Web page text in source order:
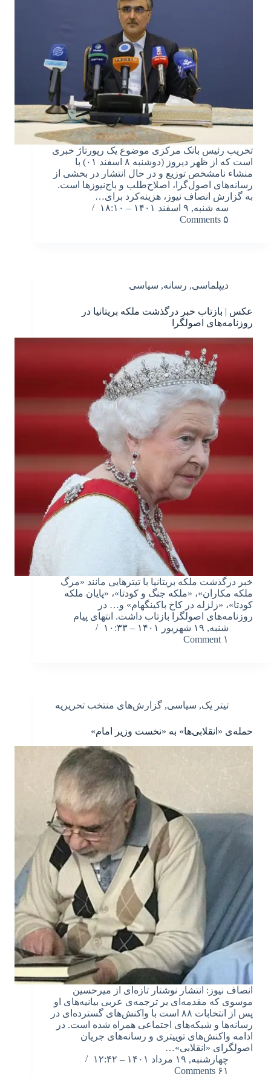
تخریب رئیس بانک مرکزی موضوع یک رپورتاژ خبری
است که از ظهر دیروز (دوشنبه ۸ اسفند ۰۱) با
منشاء نامشخص توزیع و در حال انتشار در بخشی از
رسانه‌های اصول‌گرا، اصلاح‌طلب و باج‌نیوزها است.
به گزارش انصاف نیوز، هزینه‌کرد برای…
سه شنبه, ۹ اسفند ۱۴۰۱ – ۱۸:۱۰
۵ Comments
دیپلماسی, رسانه, سیاسی
عکس | بازتاب خبر درگذشت ملکه بریتانیا در
روزنامه‌های اصولگرا
خبر درگذشت ملکه بریتانیا با تیترهایی مانند «مرگ
ملکه مکاران»، «ملکه جنگ و کودتا»، «پایان ملکه
کودتا»، «زلزله در کاخ باکینگهام» و… در
روزنامه‌های اصولگرا بازتاب داشت. انتهای پیام
شنبه, ۱۹ شهریور ۱۴۰۱ – ۱۰:۳۳
۱ Comment
تیتر یک, سیاسی, گزارش‌های منتخب تحریریه
حمله‌ی «انقلابی‌ها» به «نخست وزیر امام»
انصاف نیوز: انتشار نوشتار تازه‌ای از میرحسین
موسوی که مقدمه‌ای بر ترجمه‌ی عربی بیانیه‌های او
پس از انتخابات ۸۸ است با واکنش‌های گسترده‌ای در
رسانه‌ها و شبکه‌های اجتماعی همراه شده است. در
ادامه واکنش‌های توییتری و رسانه‌های جریان
اصولگرای «انقلابی»…
چهارشنبه, ۱۹ مرداد ۱۴۰۱ – ۱۲:۴۲
۶۱ Comments